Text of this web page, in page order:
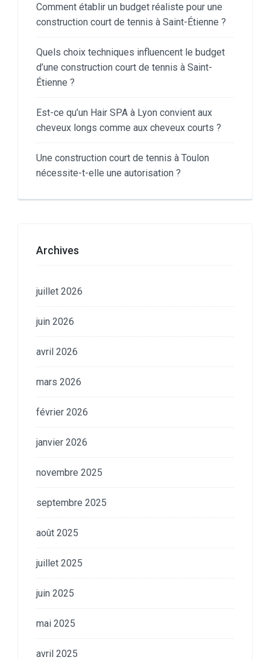
Comment établir un budget réaliste pour une
construction court de tennis à Saint-Étienne ?
Quels choix techniques influencent le budget
d’une construction court de tennis à Saint-
Étienne ?
Est-ce qu’un Hair SPA à Lyon convient aux
cheveux longs comme aux cheveux courts ?
Une construction court de tennis à Toulon
nécessite-t-elle une autorisation ?
Archives
juillet 2026
juin 2026
avril 2026
mars 2026
février 2026
janvier 2026
novembre 2025
septembre 2025
août 2025
juillet 2025
juin 2025
mai 2025
avril 2025